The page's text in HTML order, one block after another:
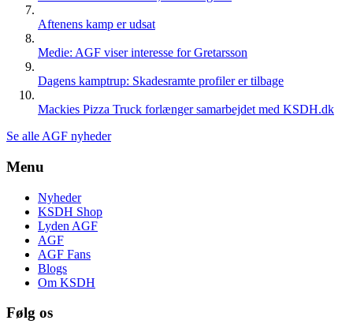
Aftenens kamp er udsat
Medie: AGF viser interesse for Gretarsson
Dagens kamptrup: Skadesramte profiler er tilbage
Mackies Pizza Truck forlænger samarbejdet med KSDH.dk
Se alle AGF nyheder
Menu
Nyheder
KSDH Shop
Lyden AGF
AGF
AGF Fans
Blogs
Om KSDH
Følg os